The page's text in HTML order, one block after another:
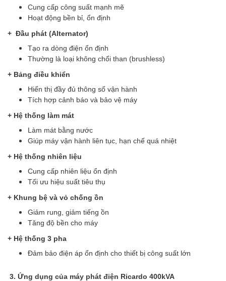
Cung cấp công suất mạnh mẽ
Hoạt động bền bỉ, ổn định
+ Đầu phát (Alternator)
Tạo ra dòng điện ổn định
Thường là loại không chổi than (brushless)
+ Bảng điều khiển
Hiển thị đầy đủ thông số vận hành
Tích hợp cảnh báo và bảo vệ máy
+ Hệ thống làm mát
Làm mát bằng nước
Giúp máy vận hành liên tục, hạn chế quá nhiệt
+ Hệ thống nhiên liệu
Cung cấp nhiên liệu ổn định
Tối ưu hiệu suất tiêu thụ
+ Khung bệ và vỏ chống ồn
Giảm rung, giảm tiếng ồn
Tăng độ bền cho máy
+ Hệ thống 3 pha
Đảm bảo điện áp ổn định cho thiết bị công suất lớn
3. Ứng dụng của máy phát điện Ricardo 400kVA